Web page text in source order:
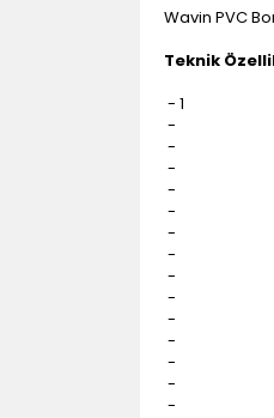
Wavin PVC
Teknik
- 1
-
-
-
-
-
-
-
-
-
-
-
-
-
-